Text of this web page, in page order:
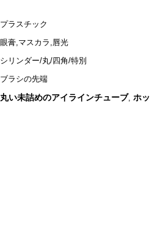
プラスチック
眼膏,マスカラ,唇光
シリンダー/丸/四角/特別
ブラシの先端
丸い未詰めのアイラインチューブ, ホッ